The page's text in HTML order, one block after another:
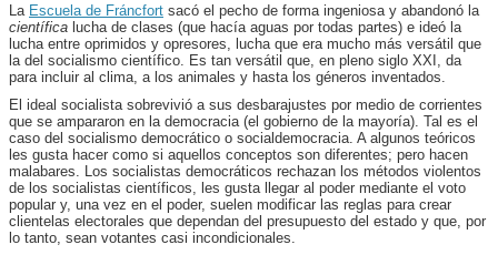
La Escuela de Fráncfort sacó el pecho de forma ingeniosa y abandonó la
científica lucha de clases (que hacía aguas por todas partes) e ideó la
lucha entre oprimidos y opresores, lucha que era mucho más versátil que
la del socialismo científico. Es tan versátil que, en pleno siglo XXI, da
para incluir al clima, a los animales y hasta los géneros inventados.
El ideal socialista sobrevivió a sus desbarajustes por medio de corrientes
que se ampararon en la democracia (el gobierno de la mayoría). Tal es el
caso del socialismo democrático o socialdemocracia. A algunos teóricos
les gusta hacer como si aquellos conceptos son diferentes; pero hacen
malabares. Los socialistas democráticos rechazan los métodos violentos
de los socialistas científicos, les gusta llegar al poder mediante el voto
popular y, una vez en el poder, suelen modificar las reglas para crear
clientelas electorales que dependan del presupuesto del estado y que, por
lo tanto, sean votantes casi incondicionales.